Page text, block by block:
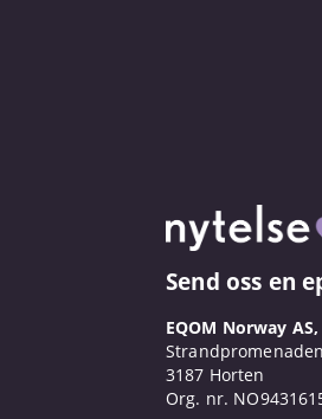
Send oss en
EQOM Norway
3187 Horten
Org. nr.